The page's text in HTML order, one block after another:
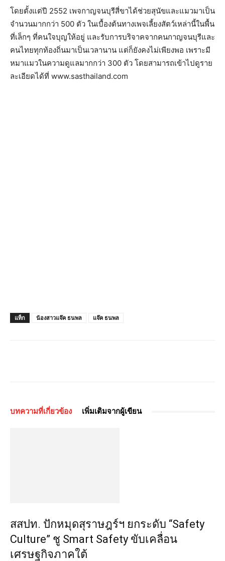
โดยตั้งแต่ปี 2552 เพจกาญจนบุรีสี่ขาได้ช่วยสุนัขและแมวมาเป็น
จำนวนมากกว่า 500 ตัว ในเบื้องต้นทางเพจเลี้ยงสัตว์เหล่านี้ในพื้น
ที่เล็กๆ ที่คนใจบุญให้อยู่ และรับการบริจาคจากคนกาญจนบุรีและ
คนไทยทุกท้องถิ่นมาเป็นเวลานาน แต่ก็ยังคงไม่เพียงพอ เพราะมี
หมาแมวในความดูแลมากกว่า 300 ตัว โดยสามารถเข้าไปดูราย
ละเอียดได้ที่ www.sasthailand.com
แท็ก น้องสาวแจ๊ค ธนพล แจ๊ค ธนพล
บทความที่เกี่ยวข้อง เพิ่มเติมจากผู้เขียน
สสปท. ปักหมุดสุราษฎร์ฯ ยกระดับ “Safety
Culture” ชู Smart Safety ขับเคลื่อน
เศรษฐกิจภาคใต้